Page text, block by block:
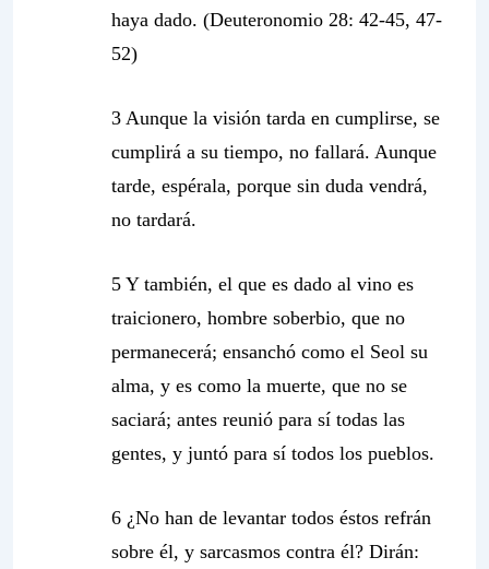
haya dado. (Deuteronomio 28: 42-45, 47-
52)
3 Aunque la visión tarda en cumplirse, se
cumplirá a su tiempo, no fallará. Aunque
tarde, espérala, porque sin duda vendrá,
no tardará.
5 Y también, el que es dado al vino es
traicionero, hombre soberbio, que no
permanecerá; ensanchó como el Seol su
alma, y es como la muerte, que no se
saciará; antes reunió para sí todas las
gentes, y juntó para sí todos los pueblos.
6 ¿No han de levantar todos éstos refrán
sobre él, y sarcasmos contra él? Dirán: